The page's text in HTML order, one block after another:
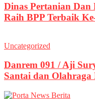
Dinas Pertanian
Raih BPP Terbaik
Uncategorized
Danrem 091 / Aji
Santai dan Olahraga